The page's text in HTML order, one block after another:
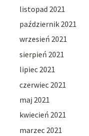
listopad 2021
październik 2021
wrzesień 2021
sierpień 2021
lipiec 2021
czerwiec 2021
maj 2021
kwiecień 2021
marzec 2021